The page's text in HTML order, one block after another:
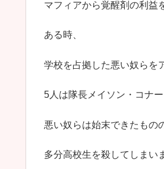
マフィアから覚醒剤の利益
ある時、
学校を占拠した悪い奴らを
5人は隊長メイソン・コナ
悪い奴らは始末できたもの
多分高校生を殺してしまい